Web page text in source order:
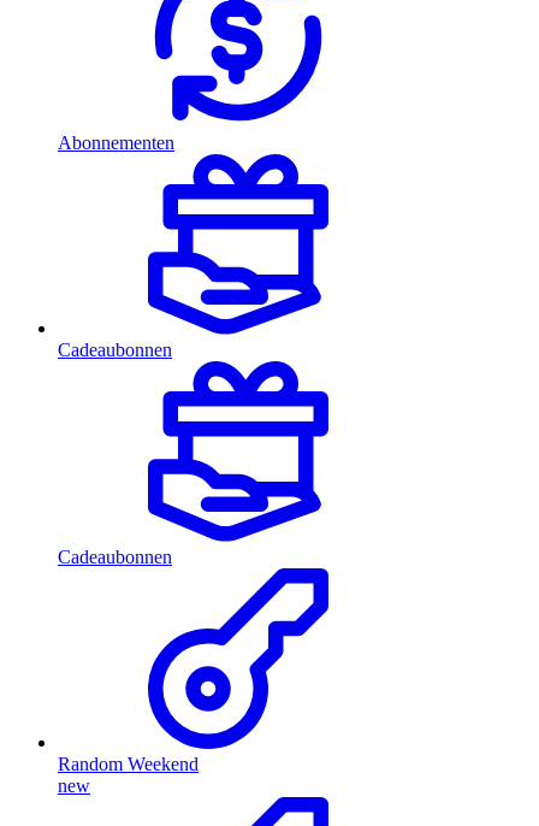
Abonnementen
Cadeaubonnen
Cadeaubonnen
Random Weekend
new